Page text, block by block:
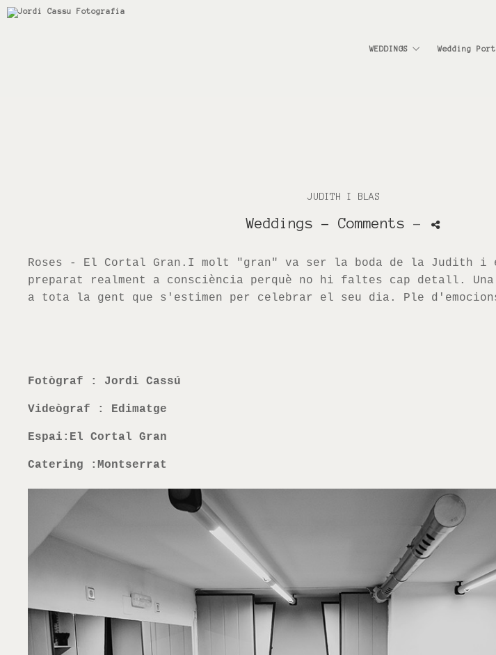
WEDDINGS Wedding
JUDITH I BLAS
Weddings - Comments -
Roses - El Cortal Gran.I molt "gran" va ser la boda de la Judith i
preparat realment a consciència perquè no hi faltes cap detall.
a tota la gent que s'estimen per celebrar el seu dia. Ple
Fotògraf : Jordi Cassú
Videògraf : Edimatge
Espai:El Cortal Gran
Catering :Montserrat